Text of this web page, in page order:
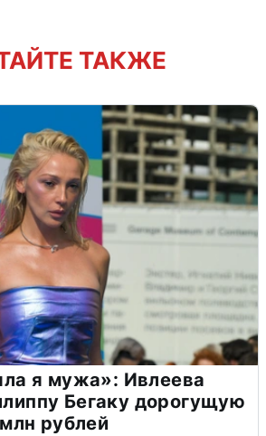
ТАКЖЕ
я мужа»: Ивлеева
Бегаку дорогущую
рублей